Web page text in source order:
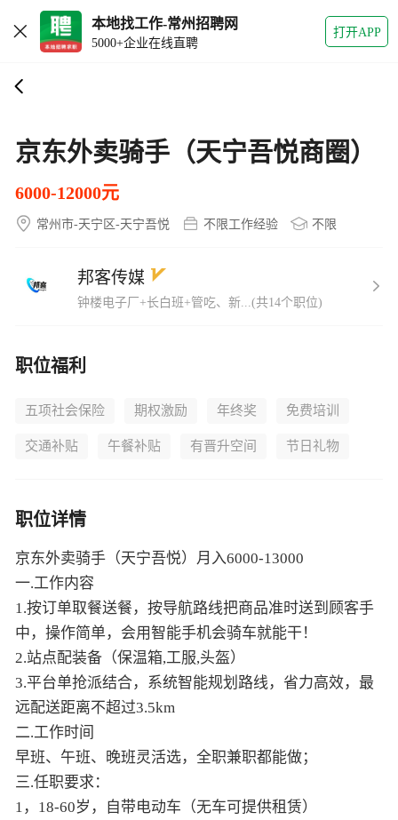
本地找工作-常州招聘网
5000+企业在线直聘
打开APP
京东外卖骑手（天宁吾悦商圈）
6000-12000元
常州市-天宁区-天宁吾悦 不限工作经验 不限
邦客传媒
钟楼电子厂+长白班+管吃、新...(共14个职位)
职位福利
五项社会保险 期权激励 年终奖 免费培训
交通补贴 午餐补贴 有晋升空间 节日礼物
职位详情
京东外卖骑手（天宁吾悦）月入6000-13000
一.工作内容
1.按订单取餐送餐，按导航路线把商品准时送到顾客手
中，操作简单，会用智能手机会骑车就能干！
2.站点配装备（保温箱,工服,头盔）
3.平台单抢派结合，系统智能规划路线，省力高效，最
远配送距离不超过3.5km
二.工作时间
早班、午班、晚班灵活选，全职兼职都能做；
三.任职要求：
1，18-60岁，自带电动车（无车可提供租赁）